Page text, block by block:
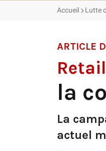
Accueil Lutte
ARTICLE
la
La
actuel